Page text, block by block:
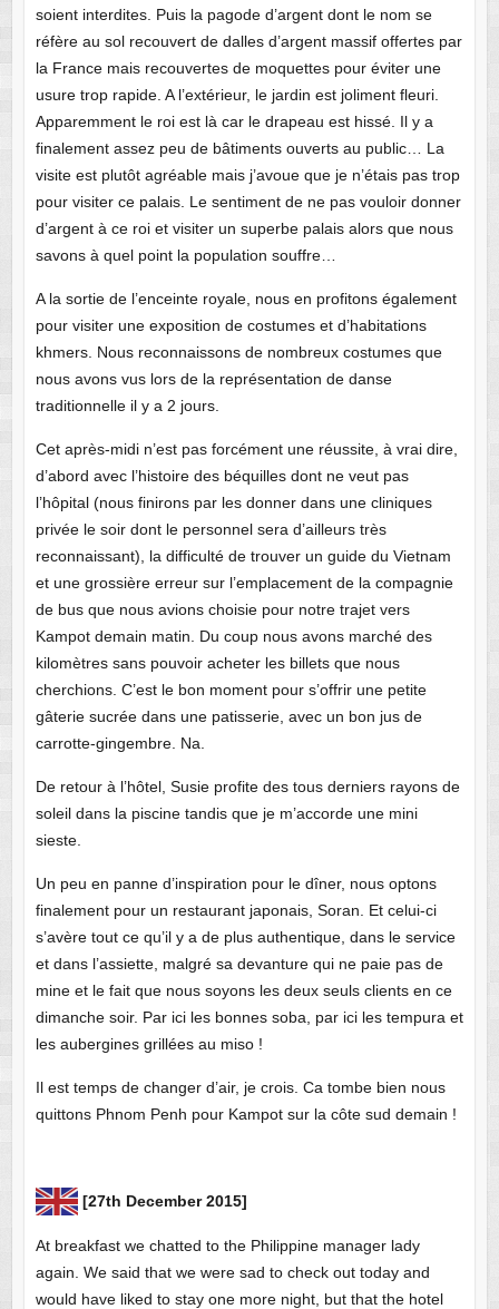
soient interdites. Puis la pagode d’argent dont le nom se
réfère au sol recouvert de dalles d’argent massif offertes par
la France mais recouvertes de moquettes pour éviter une
usure trop rapide. A l’extérieur, le jardin est joliment fleuri.
Apparemment le roi est là car le drapeau est hissé. Il y a
finalement assez peu de bâtiments ouverts au public… La
visite est plutôt agréable mais j’avoue que je n’étais pas trop
pour visiter ce palais. Le sentiment de ne pas vouloir donner
d’argent à ce roi et visiter un superbe palais alors que nous
savons à quel point la population souffre…
A la sortie de l’enceinte royale, nous en profitons également
pour visiter une exposition de costumes et d’habitations
khmers. Nous reconnaissons de nombreux costumes que
nous avons vus lors de la représentation de danse
traditionnelle il y a 2 jours.
Cet après-midi n’est pas forcément une réussite, à vrai dire,
d’abord avec l’histoire des béquilles dont ne veut pas
l’hôpital (nous finirons par les donner dans une cliniques
privée le soir dont le personnel sera d’ailleurs très
reconnaissant), la difficulté de trouver un guide du Vietnam
et une grossière erreur sur l’emplacement de la compagnie
de bus que nous avions choisie pour notre trajet vers
Kampot demain matin. Du coup nous avons marché des
kilomètres sans pouvoir acheter les billets que nous
cherchions. C’est le bon moment pour s’offrir une petite
gâterie sucrée dans une patisserie, avec un bon jus de
carrotte-gingembre. Na.
De retour à l’hôtel, Susie profite des tous derniers rayons de
soleil dans la piscine tandis que je m’accorde une mini
sieste.
Un peu en panne d’inspiration pour le dîner, nous optons
finalement pour un restaurant japonais, Soran. Et celui-ci
s’avère tout ce qu’il y a de plus authentique, dans le service
et dans l’assiette, malgré sa devanture qui ne paie pas de
mine et le fait que nous soyons les deux seuls clients en ce
dimanche soir. Par ici les bonnes soba, par ici les tempura et
les aubergines grillées au miso !
Il est temps de changer d’air, je crois. Ca tombe bien nous
quittons Phnom Penh pour Kampot sur la côte sud demain !
[27th December 2015]
At breakfast we chatted to the Philippine manager lady
again. We said that we were sad to check out today and
would have liked to stay one more night, but that the hotel